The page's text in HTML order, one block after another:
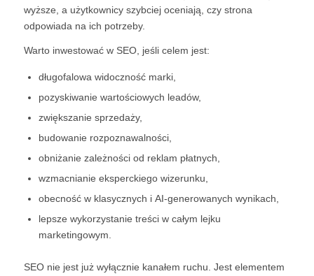
wyższe, a użytkownicy szybciej oceniają, czy strona
odpowiada na ich potrzeby.
Warto inwestować w SEO, jeśli celem jest:
długofalowa widoczność marki,
pozyskiwanie wartościowych leadów,
zwiększanie sprzedaży,
budowanie rozpoznawalności,
obniżanie zależności od reklam płatnych,
wzmacnianie eksperckiego wizerunku,
obecność w klasycznych i AI-generowanych wynikach,
lepsze wykorzystanie treści w całym lejku
marketingowym.
SEO nie jest już wyłącznie kanałem ruchu. Jest elementem